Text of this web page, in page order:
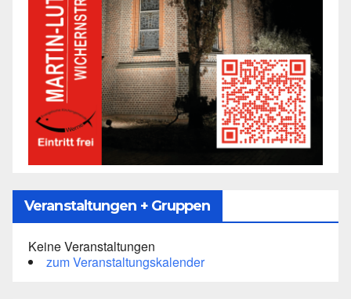
Veranstaltungen + Gruppen
Keine Veranstaltungen
zum Veranstaltungskalender